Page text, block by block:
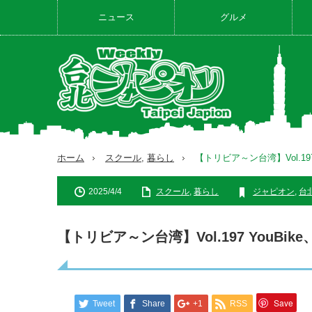
ニュース グルメ
ホーム スクール, 暮らし 【トリビア～ン台湾】
2025/4/4 スクール, 暮らし ジャピオン, 台
【トリビア～ン台湾】Vol.197
Tweet Share +1 RSS Save